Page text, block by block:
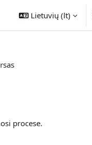
Lietuvių ‎(lt)‎
procese.